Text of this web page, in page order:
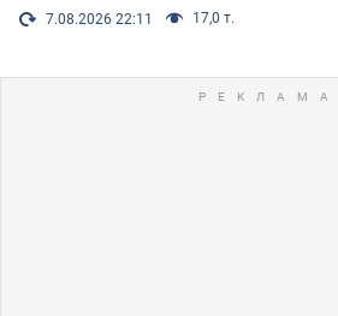
7.08.2026 22:11 17,0 т.